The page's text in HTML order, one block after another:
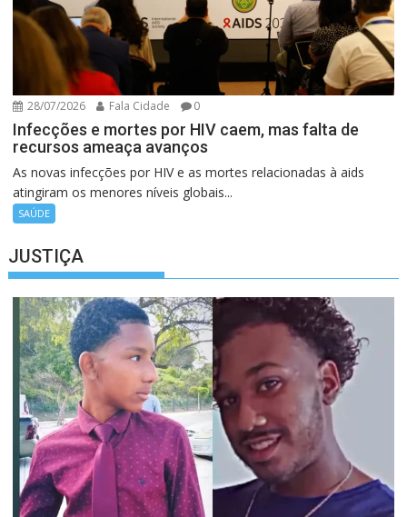
28/07/2026 Fala Cidade 0
Infecções e mortes por HIV caem, mas falta de
recursos ameaça avanços
As novas infecções por HIV e as mortes relacionadas à aids
atingiram os menores níveis globais...
SAÚDE
JUSTIÇA